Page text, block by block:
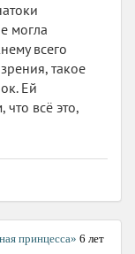
могла
всего
такое
Ей
что всё это,
принцесса» 6 лет